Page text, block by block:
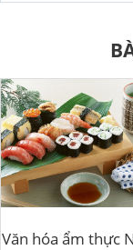
Văn hóa ẩm thực